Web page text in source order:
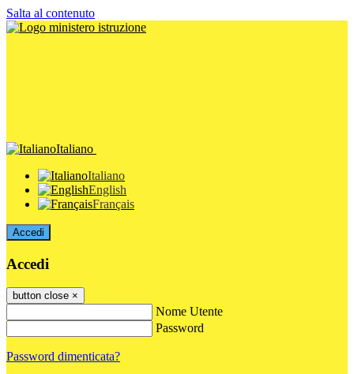
Salta al contenuto
Italiano
Italiano
English
Français
Accedi
Accedi
button close ×
Nome Utente
Password
Password dimenticata?